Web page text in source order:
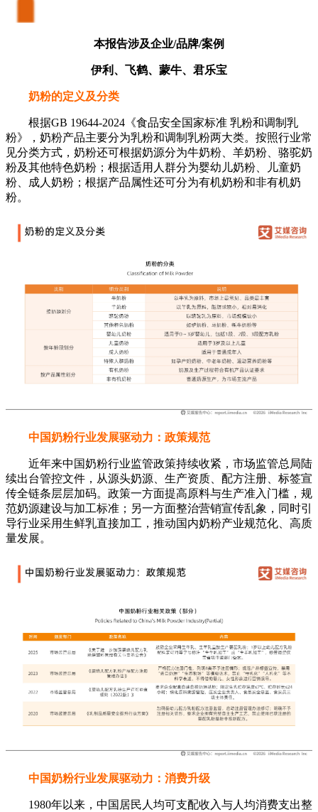
本报告涉及企业/品牌/案例
伊利、飞鹤、蒙牛、君乐宝
奶粉的定义及分类
根据GB 19644-2024《食品安全国家标准 乳粉和调制乳
粉》，奶粉产品主要分为乳粉和调制乳粉两大类。按照行业常
见分类方式，奶粉还可根据奶源分为牛奶粉、羊奶粉、骆驼奶
粉及其他特色奶粉；根据适用人群分为婴幼儿奶粉、儿童奶
粉、成人奶粉；根据产品属性还可分为有机奶粉和非有机奶
粉。
中国奶粉行业发展驱动力：政策规范
近年来中国奶粉行业监管政策持续收紧，市场监管总局陆
续出台管控文件，从源头奶源、生产资质、配方注册、标签宣
传全链条层层加码。政策一方面提高原料与生产准入门槛，规
范奶源建设与加工标准；另一方面整治营销宣传乱象，同时引
导行业采用生鲜乳直接加工，推动国内奶粉产业规范化、高质
量发展。
中国奶粉行业发展驱动力：消费升级
1980年以来，中国居民人均可支配收入与人均消费支出整